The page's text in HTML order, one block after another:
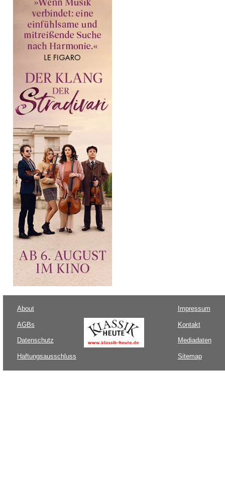
About
AGBs
Datenschutz
Haftungsausschluss
Impressum
Kontakt
Mediadaten
Sitemap